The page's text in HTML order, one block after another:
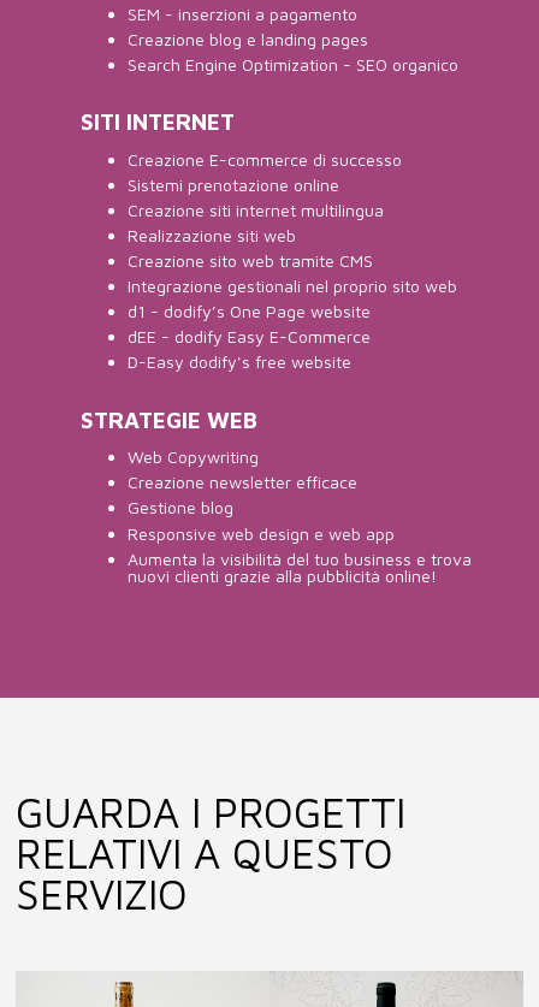
SEM - inserzioni a pagamento
Creazione blog e landing pages
Search Engine Optimization - SEO organico
SITI INTERNET
Creazione E-commerce di successo
Sistemi prenotazione online
Creazione siti internet multilingua
Realizzazione siti web
Creazione sito web tramite CMS
Integrazione gestionali nel proprio sito web
d1 - dodify’s One Page website
dEE - dodify Easy E-Commerce
D-Easy dodify's free website
STRATEGIE WEB
Web Copywriting
Creazione newsletter efficace
Gestione blog
Responsive web design e web app
Aumenta la visibilità del tuo business e trova
nuovi clienti grazie alla pubblicità online!
GUARDA I PROGETTI
RELATIVI A QUESTO
SERVIZIO